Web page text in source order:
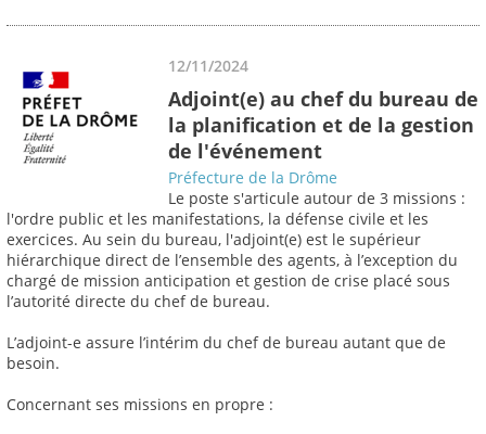
12/11/2024
Adjoint(e) au chef du bureau de
la planification et de la gestion
de l'événement
Préfecture de la Drôme
Le poste s'articule autour de 3 missions :
l'ordre public et les manifestations, la défense civile et les
exercices. Au sein du bureau, l'adjoint(e) est le supérieur
hiérarchique direct de l’ensemble des agents, à l’exception du
chargé de mission anticipation et gestion de crise placé sous
l’autorité directe du chef de bureau.
L’adjoint-e assure l’intérim du chef de bureau autant que de
besoin.
Concernant ses missions en propre :